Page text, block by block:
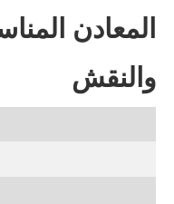
المعادن
والنقش